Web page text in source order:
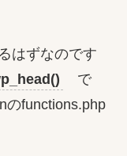
はずなのです
で
のfunctions.php